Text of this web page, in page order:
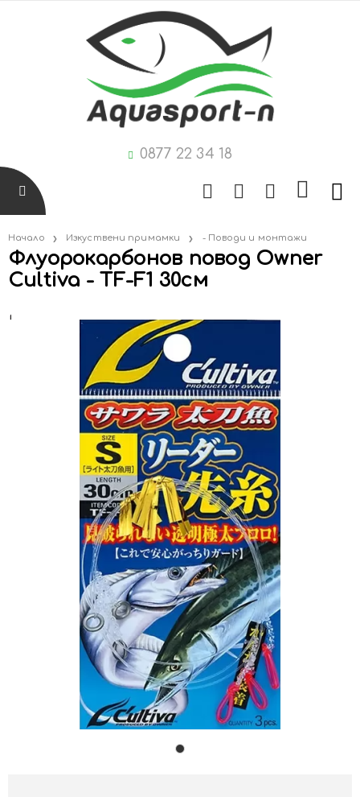
0877 22 34 18
Начало Изкуствени примамки - Поводи и монтажи
Флуорокарбонов повод Owner
Cultiva - TF-F1 30см